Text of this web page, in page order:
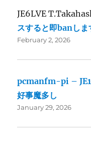
JE6LVE
スすると即banしま
February 2, 2026
pcmanfm-pi –
好事魔多し
January 29, 2026